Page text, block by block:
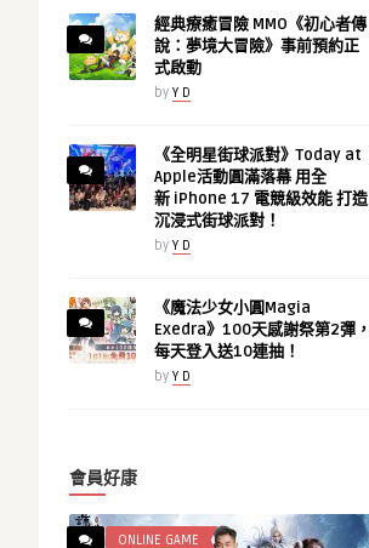
經典療癒冒險 MMO《初心者傳
說：夢境大冒險》事前預約正
式啟動
by Y D
《全明星街球派對》Today at
Apple活動圓滿落幕 用全
新 iPhone 17 電競級效能 打造
沉浸式街球派對！
by Y D
《魔法少女小圓Magia
Exedra》100天感謝祭第2彈，
每天登入送10連抽！
by Y D
會員好康
ONLINE GAME